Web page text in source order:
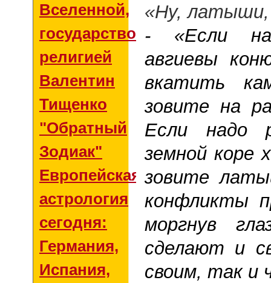
Вселенной,
государством и
религией
Валентин
Тищенко
"Обратный
Зодиак"
Европейская
астрология
сегодня:
Германия,
Испания,
«Ну, латыши,
- «Если
авгиевы
вкатить
зовите на
Если надо
земной коре
зовите
конфликты
моргнув
сделают и
своим, так и